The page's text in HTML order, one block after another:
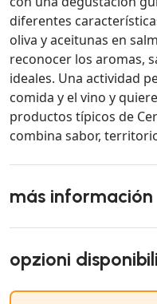
diferentes
oliva y aceitunas en
reconocer los aromas,
ideales. Una actividad
comida y el vino y
productos típicos de
combina sabor,
más información
opzioni disponibili